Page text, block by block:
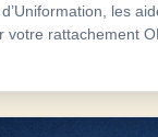
les
votre rattachement